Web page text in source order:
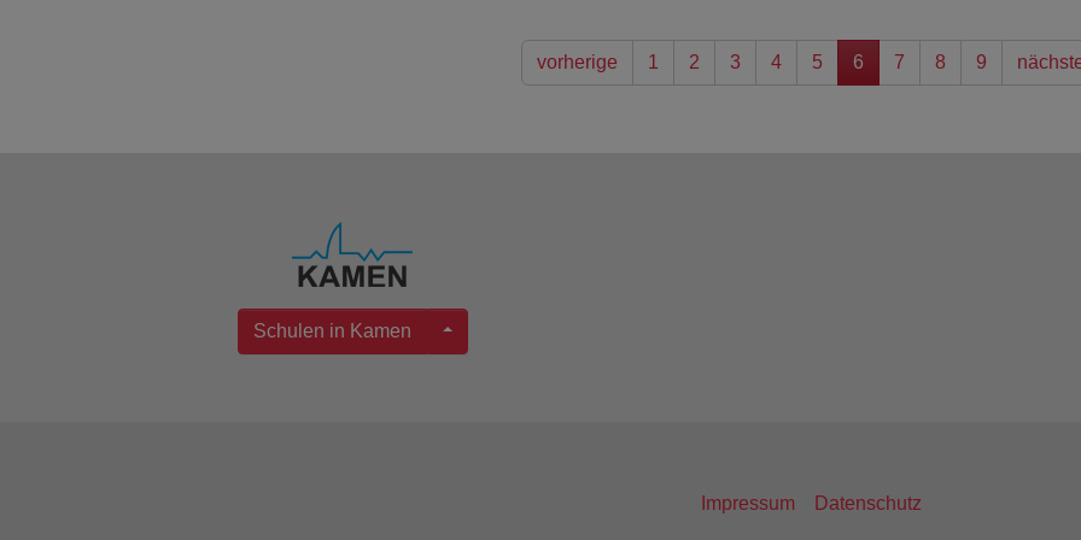
vorherige 1 2 3 4 5 6 7 8 9
Schulen in Kamen
Impressum Datenschutz